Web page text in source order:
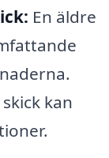
En äldre
kan